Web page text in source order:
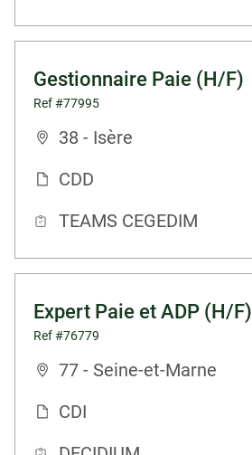
Gestionnaire Paie (H/F)
Ref #77995
38 - Isère
CDD
TEAMS CEGEDIM
Expert Paie et ADP (H/F)
Ref #76779
77 - Seine-et-Marne
CDI